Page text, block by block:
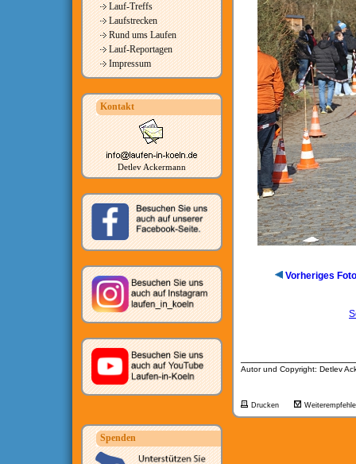
Lauf-Treffs
Laufstrecken
Rund ums Laufen
Lauf-Reportagen
Impressum
Kontakt
Detlev Ackermann
Spenden
Vorheriges Foto
Autor und Copyright: Detlev
Drucken